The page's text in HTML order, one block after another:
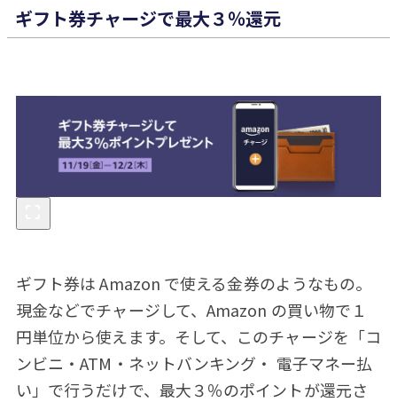
ギフト券チャージで最大３％還元
ギフト券は Amazon で使える金券のようなもの。
現金などでチャージして、Amazon の買い物で１
円単位から使えます。そして、このチャージを「コ
ンビニ・ATM・ネットバンキング・ 電子マネー払
い」で行うだけで、最大３％のポイントが還元さ